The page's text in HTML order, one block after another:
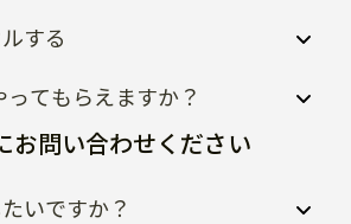
する
ってもらえますか？
お問い合わせください
いですか？